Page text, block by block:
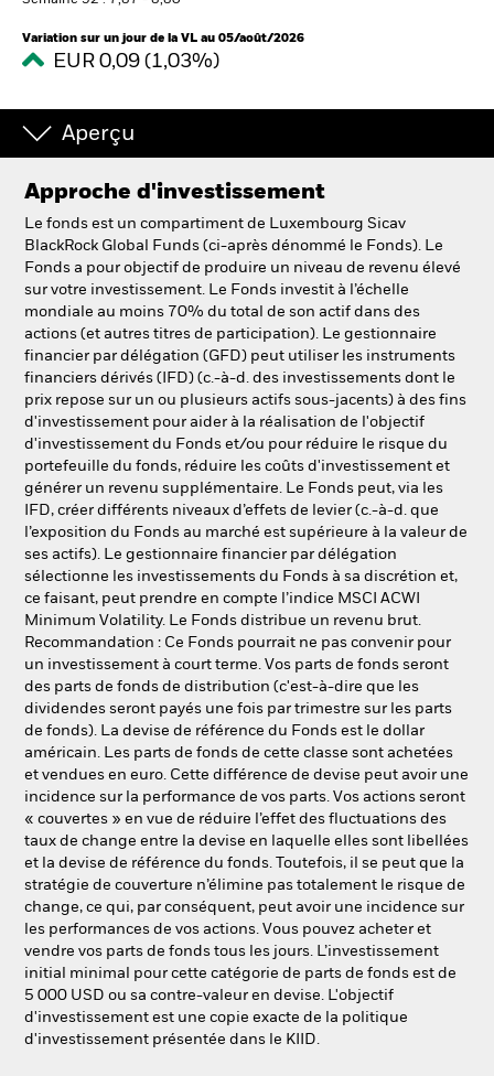
Intermédiaires financiers.
België
Change location
NL FR
BlackRock
iShares
Aladdin
Notre société
Variation sur un jour de la VL au 05/août/2026
EUR 0,09 (1,03%)
Aperçu
Approche d'investissement
Le fonds est un compartiment de Luxembourg Sicav
BlackRock Global Funds (ci-après dénommé le Fonds). Le
Fonds a pour objectif de produire un niveau de revenu élevé
sur votre investissement. Le Fonds investit à l’échelle
mondiale au moins 70% du total de son actif dans des
actions (et autres titres de participation). Le gestionnaire
financier par délégation (GFD) peut utiliser les instruments
financiers dérivés (IFD) (c.-à-d. des investissements dont le
prix repose sur un ou plusieurs actifs sous-jacents) à des fins
d'investissement pour aider à la réalisation de l'objectif
d'investissement du Fonds et/ou pour réduire le risque du
portefeuille du fonds, réduire les coûts d'investissement et
générer un revenu supplémentaire. Le Fonds peut, via les
IFD, créer différents niveaux d’effets de levier (c.-à-d. que
l’exposition du Fonds au marché est supérieure à la valeur de
ses actifs). Le gestionnaire financier par délégation
sélectionne les investissements du Fonds à sa discrétion et,
ce faisant, peut prendre en compte l’indice MSCI ACWI
Minimum Volatility. Le Fonds distribue un revenu brut.
Recommandation : Ce Fonds pourrait ne pas convenir pour
un investissement à court terme. Vos parts de fonds seront
des parts de fonds de distribution (c'est-à-dire que les
dividendes seront payés une fois par trimestre sur les parts
de fonds). La devise de référence du Fonds est le dollar
américain. Les parts de fonds de cette classe sont achetées
et vendues en euro. Cette différence de devise peut avoir une
incidence sur la performance de vos parts. Vos actions seront
« couvertes » en vue de réduire l’effet des fluctuations des
taux de change entre la devise en laquelle elles sont libellées
et la devise de référence du fonds. Toutefois, il se peut que la
stratégie de couverture n’élimine pas totalement le risque de
change, ce qui, par conséquent, peut avoir une incidence sur
les performances de vos actions. Vous pouvez acheter et
vendre vos parts de fonds tous les jours. L’investissement
initial minimal pour cette catégorie de parts de fonds est de
5 000 USD ou sa contre-valeur en devise. L'objectif
d'investissement est une copie exacte de la politique
d'investissement présentée dans le KIID.